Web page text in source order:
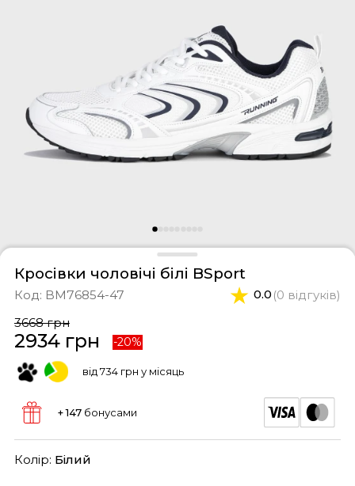
костюми
Кросівки чоловічі білі BSport
Код: BM76854-47 0.0 (0 відгуків)
3668 грн
2934 грн -20%
від 734 грн у місяць
+ 147 бонусами
Колір: Білий